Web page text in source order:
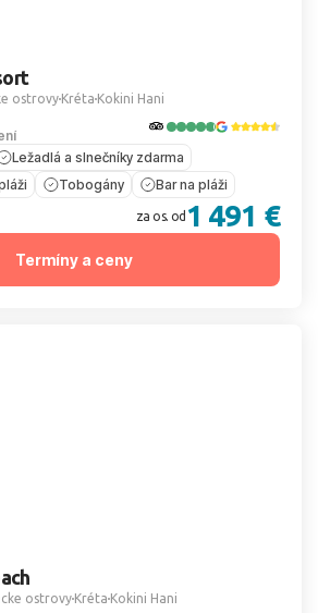
ostrovy Kréta Kokini Hani
Ležadlá a slnečníky zdarma
Tobogány Bar na pláži
za os. od 1 491 €
Termíny a ceny
ostrovy Kréta Kokini Hani